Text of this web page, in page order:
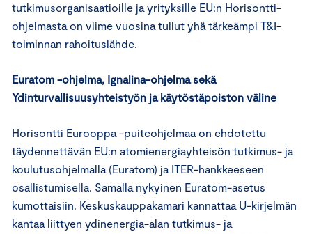
tutkimusorganisaatioille ja yrityksille EU:n Horisontti-
ohjelmasta on viime vuosina tullut yhä tärkeämpi T&I-
toiminnan rahoituslähde.
Euratom -ohjelma, Ignalina-ohjelma sekä
Ydinturvallisuusyhteistyön ja käytöstäpoiston väline
Horisontti Eurooppa -puiteohjelmaa on ehdotettu
täydennettävän EU:n atomienergiayhteisön tutkimus- ja
koulutusohjelmalla (Euratom) ja ITER-hankkeeseen
osallistumisella. Samalla nykyinen Euratom-asetus
kumottaisiin. Keskuskauppakamari kannattaa U-kirjelmän
kantaa liittyen ydinenergia-alan tutkimus- ja